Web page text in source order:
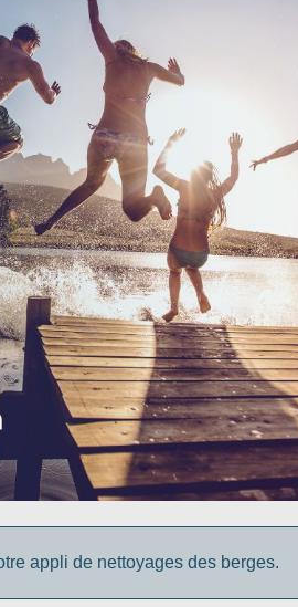
appli de nettoyages des berges.